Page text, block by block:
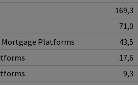
169,3
71,0
Mortgage Platforms
43,5
17,6
9,3